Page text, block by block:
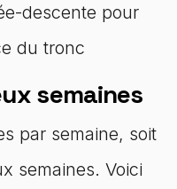
descente pour
du tronc
semaines
par semaine, soit
semaines. Voici